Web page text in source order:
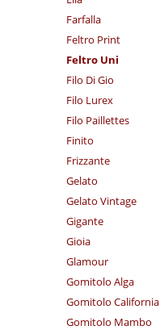
Farfalla
Feltro Print
Feltro Uni
Filo Di Gio
Filo Lurex
Filo Paillettes
Finito
Frizzante
Gelato
Gelato Vintage
Gigante
Gioia
Glamour
Gomitolo Alga
Gomitolo California
Gomitolo Mambo